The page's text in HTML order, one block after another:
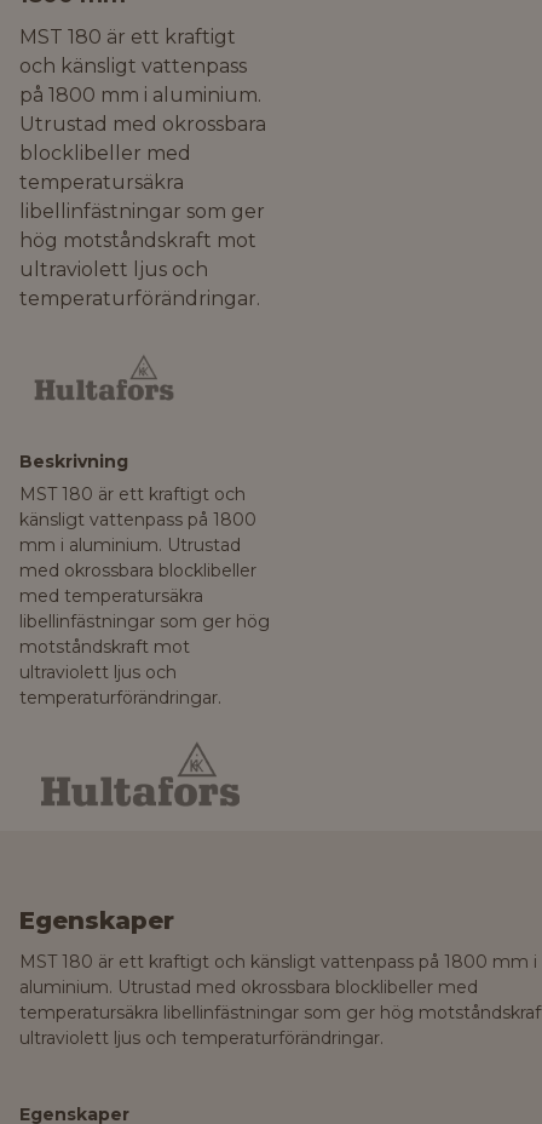
MST 180 är ett kraftigt
och känsligt vattenpass
på 1800 mm i aluminium.
Utrustad med okrossbara
blocklibeller med
temperatursäkra
libellinfästningar som ger
hög motståndskraft mot
ultraviolett ljus och
temperaturförändringar.
Beskrivning
MST 180 är ett kraftigt och
känsligt vattenpass på 1800
mm i aluminium. Utrustad
med okrossbara blocklibeller
med temperatursäkra
libellinfästningar som ger hög
motståndskraft mot
ultraviolett ljus och
temperaturförändringar.
Egenskaper
MST 180 är ett kraftigt och känsligt vattenpass på 1800 mm i
aluminium. Utrustad med okrossbara blocklibeller med
temperatursäkra libellinfästningar som ger hög
ultraviolett ljus och temperaturförändringar.
Egenskaper